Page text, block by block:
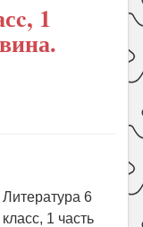
1
Литература 6
класc, 1 часть